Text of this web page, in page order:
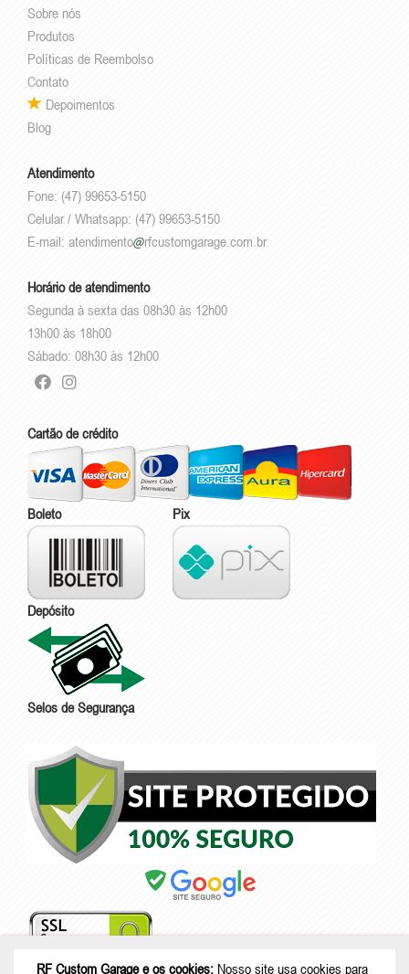
Sobre nós
Produtos
Políticas de Reembolso
Contato
Depoimentos
Blog
Atendimento
Fone: (47) 99653-5150
Celular / Whatsapp: (47) 99653-5150
E-mail: atendimento rfcustomgarage.com.br
Horário de atendimento
Segunda à sexta das 08h30 às 12h00
13h00 às 18h00
Sábado: 08h30 às 12h00
Cartão de crédito
Boleto Pix
Depósito
Selos de Segurança
RF Custom Garage e os cookies: Nosso site usa cookies para